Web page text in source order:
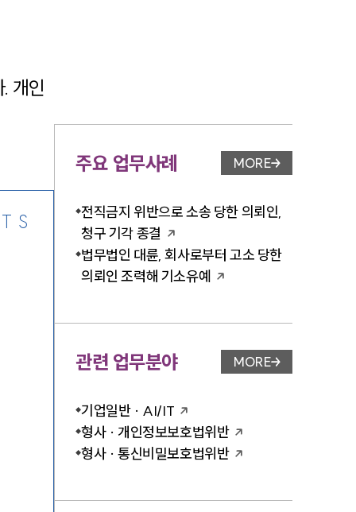
개인
주요 업무사례 업무사례 페이지 이
MORE
전직금지 위반으로 소송 당한 의뢰인,
청구 기각 종결
법무법인 대륜, 회사로부터 고소 당한
의뢰인 조력해 기소유예
관련 업무분야 업무분야 페이지 이
MORE
기업일반 · AI/IT
형사 · 개인정보보호법위반
형사 · 통신비밀보호법위반